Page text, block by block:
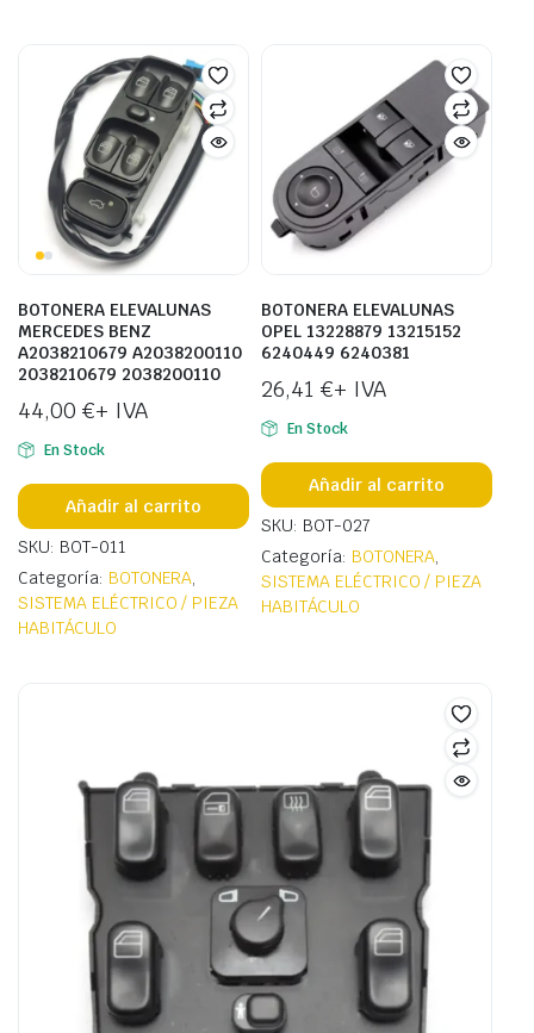
BOTONERA ELEVALUNAS
MERCEDES BENZ
A2038210679 A2038200110
2038210679 2038200110
44,00 €+ IVA
En Stock
Añadir al carrito
SKU: BOT-011
Categoría: BOTONERA,
SISTEMA ELÉCTRICO / PIEZA
HABITÁCULO
BOTONERA ELEVALUNAS
OPEL 13228879 13215152
6240449 6240381
26,41 €+ IVA
En Stock
Añadir al carrito
SKU: BOT-027
Categoría: BOTONERA,
SISTEMA ELÉCTRICO / PIEZA
HABITÁCULO